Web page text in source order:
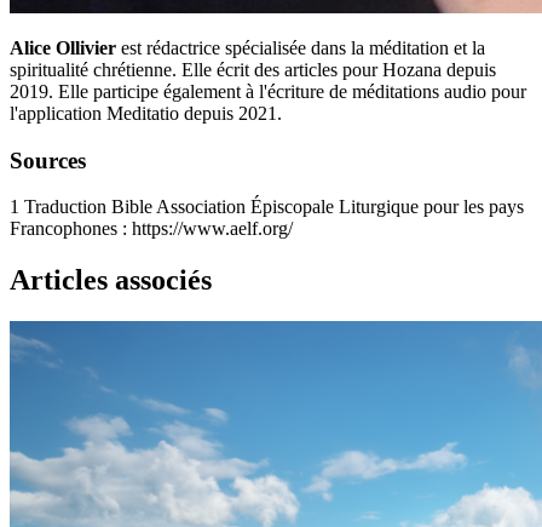
Alice Ollivier est rédactrice spécialisée dans la méditation et la
spiritualité chrétienne. Elle écrit des articles pour Hozana depuis
2019. Elle participe également à l'écriture de méditations audio pour
l'application Meditatio depuis 2021.
Sources
1 Traduction Bible Association Épiscopale Liturgique pour les pays
Francophones : https://www.aelf.org/
Articles associés